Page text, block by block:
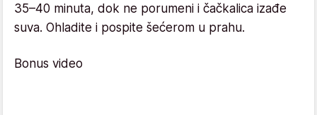
35–40 minuta, dok ne porumeni i čačkalica izađe
suva. Ohladite i pospite šećerom u prahu.
Bonus video